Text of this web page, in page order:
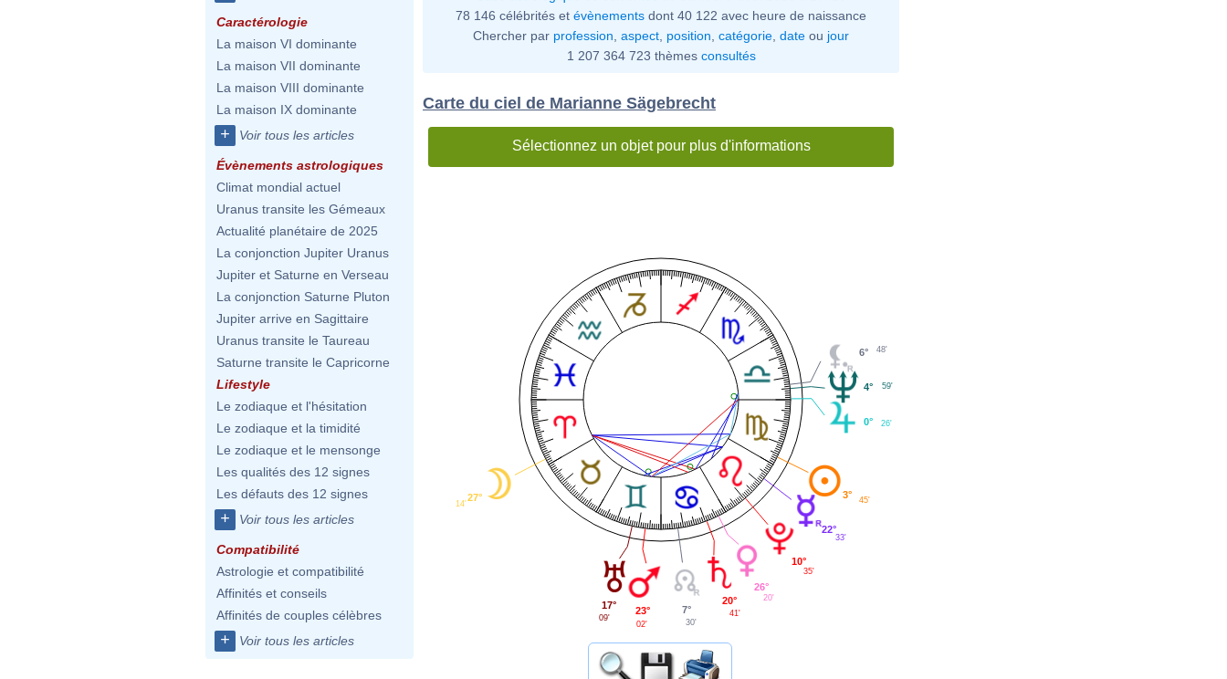
Caractérologie
La maison VI dominante
La maison VII dominante
La maison VIII dominante
La maison IX dominante
+ Voir tous les articles
Évènements astrologiques
Climat mondial actuel
Uranus transite les Gémeaux
Actualité planétaire de 2025
La conjonction Jupiter Uranus
Jupiter et Saturne en Verseau
La conjonction Saturne Pluton
Jupiter arrive en Sagittaire
Uranus transite le Taureau
Saturne transite le Capricorne
Lifestyle
Le zodiaque et l'hésitation
Le zodiaque et la timidité
Le zodiaque et le mensonge
Les qualités des 12 signes
Les défauts des 12 signes
+ Voir tous les articles
Compatibilité
Astrologie et compatibilité
Affinités et conseils
Affinités de couples célèbres
+ Voir tous les articles
78 146 célébrités et évènements dont 40 122 avec heure de naissance
Chercher par profession aspect position catégorie date ou jour
1 207 364 723 thèmes consultés
Carte du ciel de Marianne Sägebrecht
Sélectionnez un objet pour plus d'informations
0° 26'
4° 59'
6° 48'
27°
14'
17°
09'
23°
02'
7°
30'
20°
41'
26°
20'
10°
35'
22°
33'
3°
45'